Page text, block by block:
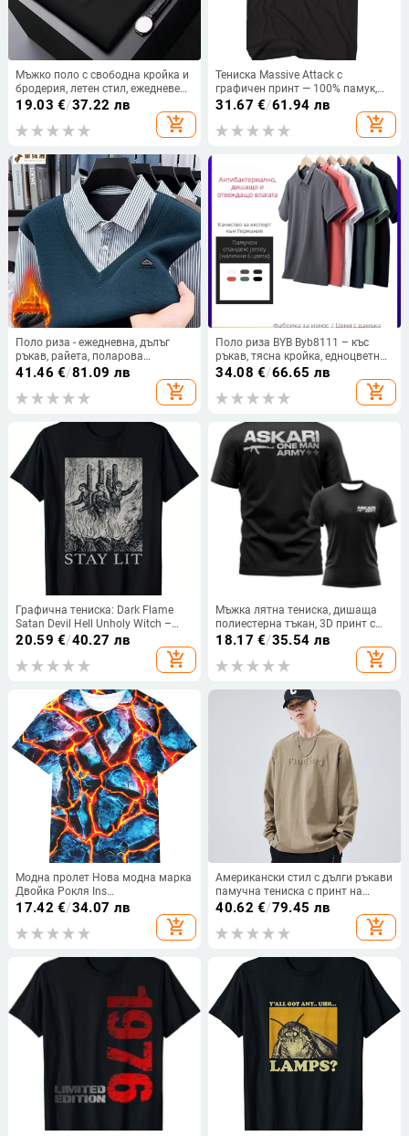
Мъжко поло с свободна кройка и
бродерия, летен стил, ежедневен
и делови
19.03 €/37.22 лв
add_shopping_cart
Тениска Massive Attack с
графичен принт — 100% памук,
геометричен дизайн, свободен
силует, кръгло деколте, къс ръкав
31.67 €/61.94 лв
add_shopping_cart
Поло риза - ежедневна, дълъг
ръкав, райета, поларова
подплата, пролетно-есенен сезон
41.46 €/81.09 лв
add_shopping_cart
Поло риза BYB Byb8111 – къс
ръкав, тясна кройка, едноцветна
пике памук, дишаща за лято
34.08 €/66.65 лв
add_shopping_cart
Графична тениска: Dark Flame
Satan Devil Hell Unholy Witch –
ежедневна кройка, къси ръкави,
кръгло деколте, 95% памук, принт
20.59 €/40.27 лв
add_shopping_cart
Мъжка лятна тениска, дишаща
полиестерна тъкан, 3D принт с
карикатурен мотив, кръгла яка,
къс ръкав, право кроя, тегло под
180 г
18.17 €/35.54 лв
add_shopping_cart
Модна пролет Нова модна марка
Двойка Рокля Ins
Персонализирана мъжка и
Термотрансферна тениска за
17.42 €/34.07 лв
add_shopping_cart
Американски стил с дълги ръкави
памучна тениска с принт на
букви, свободна кройка, кръгло
деколте (Материя: памук; Принт:
букви; Крйка: свободна; Сезон:
40.62 €/79.45 лв
add_shopping_cart